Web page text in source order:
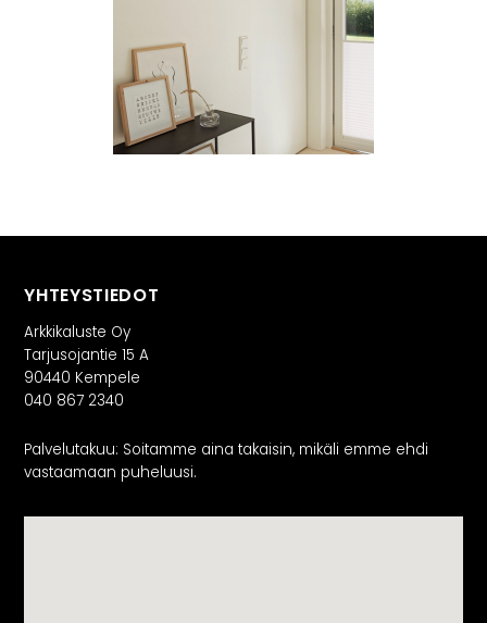
YHTEYSTIEDOT
Arkkikaluste Oy
Tarjusojantie 15 A
90440 Kempele
040 867 2340
Palvelutakuu: Soitamme aina takaisin, mikäli emme ehdi
vastaamaan puheluusi.